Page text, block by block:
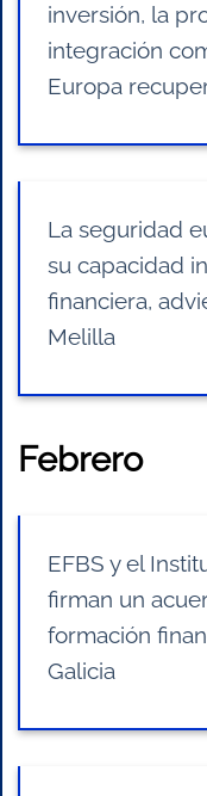
inversión, la
integración
Europa
La seguridad
su capacidad
financiera,
Melilla
Febrero
EFBS y el
firman un
formación
Galicia